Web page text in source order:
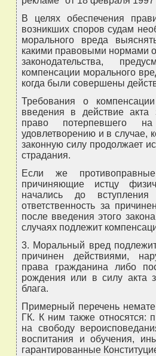
В целях обеспечения
возникших споров судам
морального вреда
какими правовыми нормами
законодательства,
компенсации морального
когда были совершены
Требования о
введения в действие акта
право потерпевшего
удовлетворению и в случае,
законную силу продолжает
страдания.
Если же противоправные
причиняющие истцу
начались до
ответственность за
после введения этого
случаях подлежит
3. Моральный вред
причинен действиями,
права гражданина либо
рождения или в силу акта
блага.
Примерный перечень
ГК. К ним также относятся:
на свободу
воспитания и обучения,
гарантированные